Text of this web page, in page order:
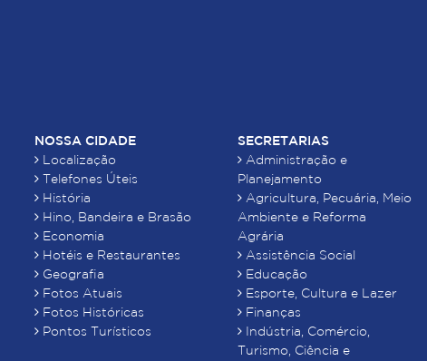
NOSSA CIDADE
Localização
Telefones Úteis
História
Hino, Bandeira e Brasão
Economia
Hotéis e Restaurantes
Geografia
Fotos Atuais
Fotos Históricas
Pontos Turísticos
SECRETARIAS
Administração e
Planejamento
Agricultura, Pecuária, Meio
Ambiente e Reforma
Agrária
Assistência Social
Educação
Esporte, Cultura e Lazer
Finanças
Indústria, Comércio,
Turismo, Ciência e